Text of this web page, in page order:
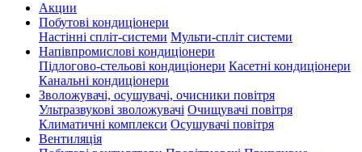
Акции
Побутові кондиціонери
Настінні спліт-системи Мульти-спліт системи
Напівпромислові кондиціонери
Підлогово-стельові кондиціонери Касетні кондиціонери
Канальні кондиціонери
Зволожувачі, осушувачі, очисники повітря
Ультразвукові зволожувачі Очищувачі повітря
Климатичні комплекси Осушувачі повітря
Вентиляція